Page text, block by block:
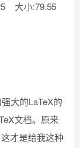
大小:79.55
大的LaTeX的
文档。原来
才是给我这种